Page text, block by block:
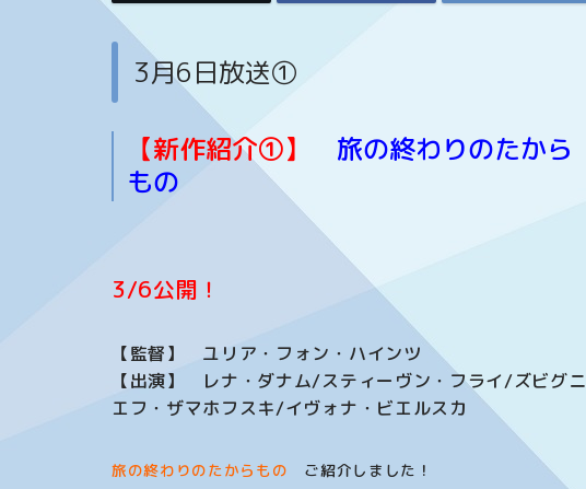
3月6日放送①
【新作紹介①】 旅の終わりのたから
もの
3/6公開！
【監督】 ユリア・フォン・ハインツ
【出演】 レナ・ダナム/スティーヴン・フライ/ズビグニ
エフ・ザマホフスキ/イヴォナ・ビエルスカ
旅の終わりのたからもの ご紹介しました！